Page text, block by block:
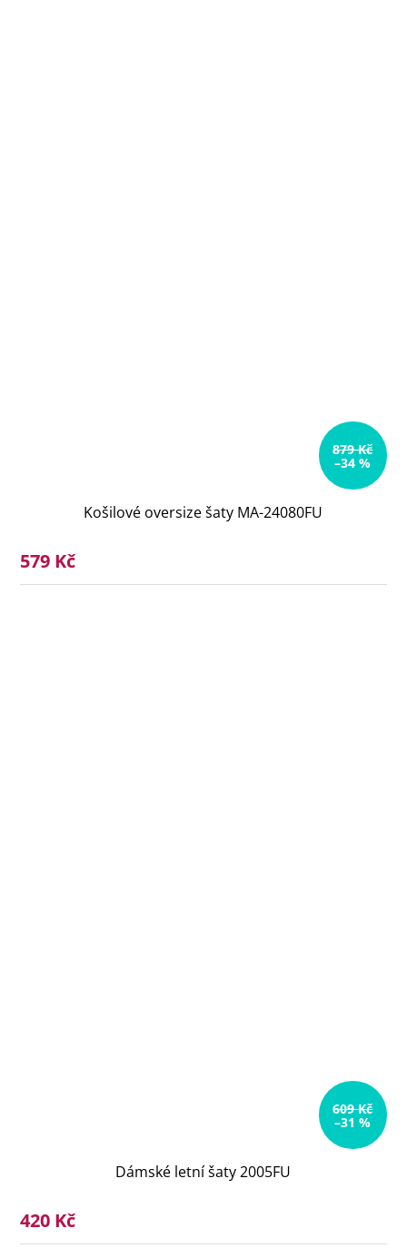
879 Kč
–34 %
Košilové oversize šaty MA-24080FU
579 Kč
609 Kč
–31 %
Dámské letní šaty 2005FU
420 Kč